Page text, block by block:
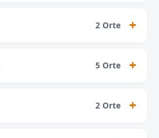
2 Orte
5 Orte
2 Orte